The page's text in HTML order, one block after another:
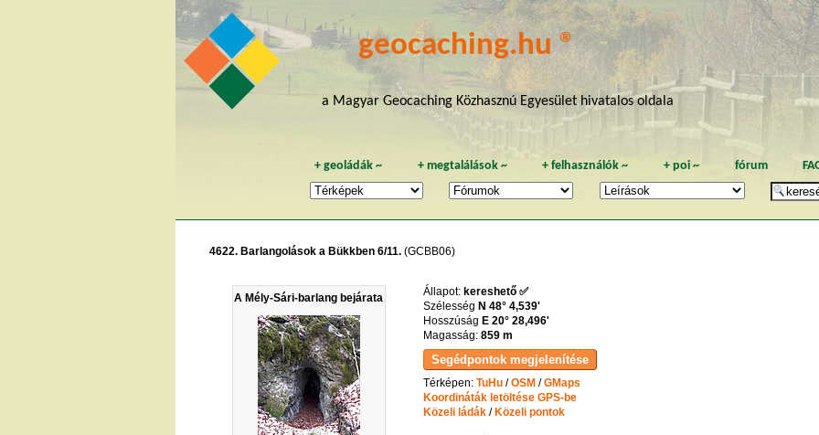
geocaching.hu ®
a Magyar Geocaching Közhasznú Egyesület hivatalos oldala
+geoládák ~ + megtalálások~ +felhasználók ~ + poi~ fórum
4622. Barlangolások a Bükkben 6/11. (GCBB06)
A Mély-Sári-barlang bejárata Állapot: kereshető ✅
Szélesség N 48° 4,539'
Hosszúság E 20° 28,496'
Magasság: 859 m
Térképen: TuHu/OSM/GMaps
Koordináták letöltése GPS-be
Közeli ládák/Közeli pontok